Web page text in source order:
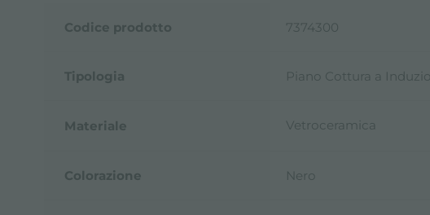
Codice prodotto 7374300
Tipologia Piano Cottura a
Materiale Vetroceramica
Colorazione Nero